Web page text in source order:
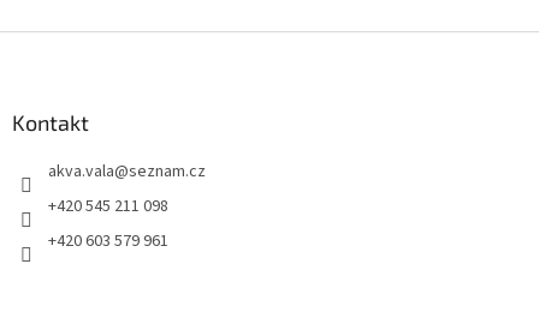
Kontakt
akva.vala@seznam.cz
+420 545 211 098
+420 603 579 961